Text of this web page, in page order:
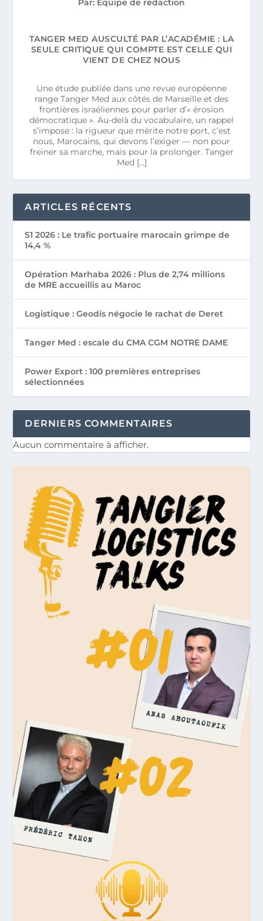
Par: Equipe de rédaction
TANGER MED AUSCULTÉ PAR L’ACADÉMIE : LA
SEULE CRITIQUE QUI COMPTE EST CELLE QUI
VIENT DE CHEZ NOUS
Une étude publiée dans une revue européenne
range Tanger Med aux côtés de Marseille et des
frontières israéliennes pour parler d’« érosion
démocratique ». Au-delà du vocabulaire, un rappel
s’impose : la rigueur que mérite notre port, c’est
nous, Marocains, qui devons l’exiger — non pour
freiner sa marche, mais pour la prolonger. Tanger
Med […]
ARTICLES RÉCENTS
S1 2026 : Le trafic portuaire marocain grimpe de
14,4 %
Opération Marhaba 2026 : Plus de 2,74 millions
de MRE accueillis au Maroc
Logistique : Geodis négocie le rachat de Deret
Tanger Med : escale du CMA CGM NOTRE DAME
Power Export : 100 premières entreprises
sélectionnées
DERNIERS COMMENTAIRES
Aucun commentaire à afficher.